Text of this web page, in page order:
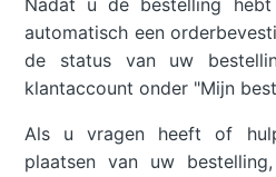
Nadat u de bestelling
automatisch een
de status van uw
klantaccount onder "Mijn
Als u vragen heeft of
plaatsen van uw